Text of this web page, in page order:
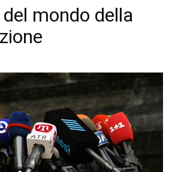
mondo della